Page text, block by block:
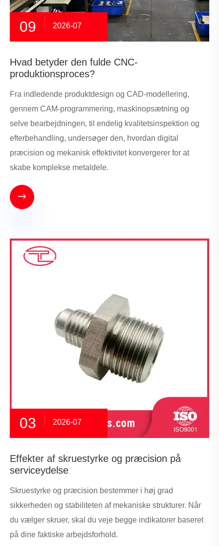
09 2026-07
Hvad betyder den fulde CNC-
produktionsproces?
Fra indledende produktdesign og CAD-modellering,
gennem CAM-programmering, maskinopsætning og
selve bearbejdningen, til endelig kvalitetsinspektion og
efterbehandling, undersøger den, hvordan digital
præcision og mekanisk effektivitet konvergerer for at
skabe komplekse metaldele.

03 2026-07
Effekter af skruestyrke og præcision på
serviceydelse
Skruestyrke og præcision bestemmer i høj grad
sikkerheden og stabiliteten af ​​mekaniske strukturer. Når
du vælger skruer, skal du veje begge indikatorer baseret
på dine faktiske arbejdsforhold.